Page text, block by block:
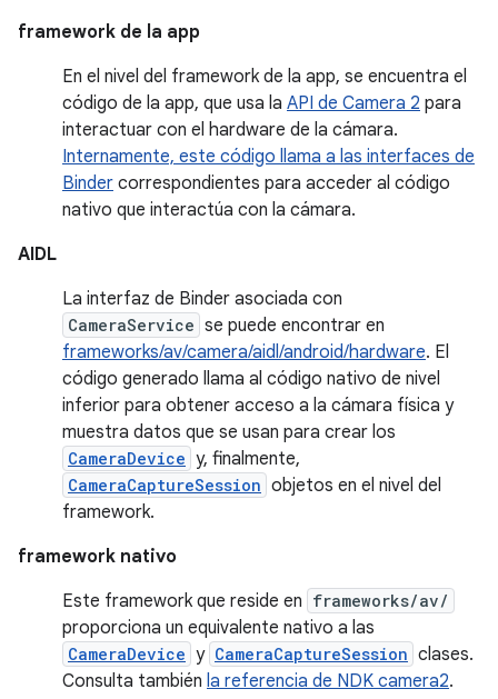
framework de la app
En el nivel del framework de la app, se encuentra el
código de la app, que usa la API de Camera 2 para
interactuar con el hardware de la cámara.
Internamente, este código llama a las interfaces de
Binder correspondientes para acceder al código
nativo que interactúa con la cámara.
AIDL
La interfaz de Binder asociada con
CameraService se puede encontrar en
frameworks/av/camera/aidl/android/hardware. El
código generado llama al código nativo de nivel
inferior para obtener acceso a la cámara física y
muestra datos que se usan para crear los
CameraDevice y, finalmente,
CameraCaptureSession objetos en el nivel del
framework.
framework nativo
Este framework que reside en frameworks/av/
proporciona un equivalente nativo a las
CameraDevice y CameraCaptureSession clases.
Consulta también la referencia de NDK camera2.